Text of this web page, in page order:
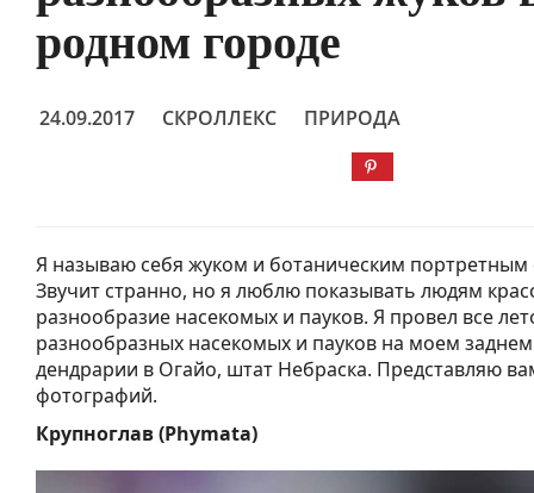
родном городе
24.09.2017 СКРОЛЛЕКС ПРИРОДА
Я называю себя жуком и ботаническим
Звучит странно, но я люблю показывать людям
разнообразие насекомых и пауков. Я провел все
разнообразных насекомых и пауков на моем
дендрарии в Огайо, штат Небраска. Представляю
фотографий.
Крупноглав (Phymata)